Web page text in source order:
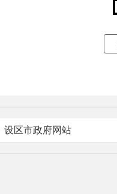
设区市政府网站